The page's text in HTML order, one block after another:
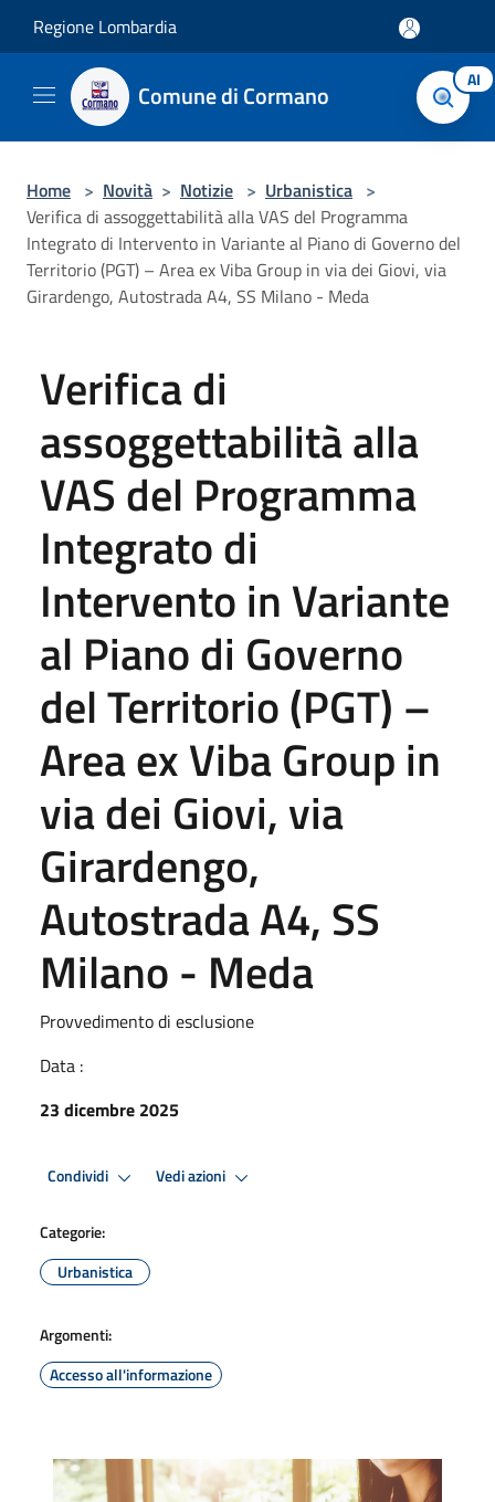
Regione Lombardia
Comune di Cormano AI
Home > Novità > Notizie > Urbanistica >
Verifica di assoggettabilità alla VAS del Programma
Integrato di Intervento in Variante al Piano di Governo del
Territorio (PGT) – Area ex Viba Group in via dei Giovi, via
Girardengo, Autostrada A4, SS Milano - Meda
Verifica di
assoggettabilità alla
VAS del Programma
Integrato di
Intervento in Variante
al Piano di Governo
del Territorio (PGT) –
Area ex Viba Group in
via dei Giovi, via
Girardengo,
Autostrada A4, SS
Milano - Meda
Provvedimento di esclusione
Data :
23 dicembre 2025
Condividi Vedi azioni
Categorie:
Urbanistica
Argomenti:
Accesso all'informazione